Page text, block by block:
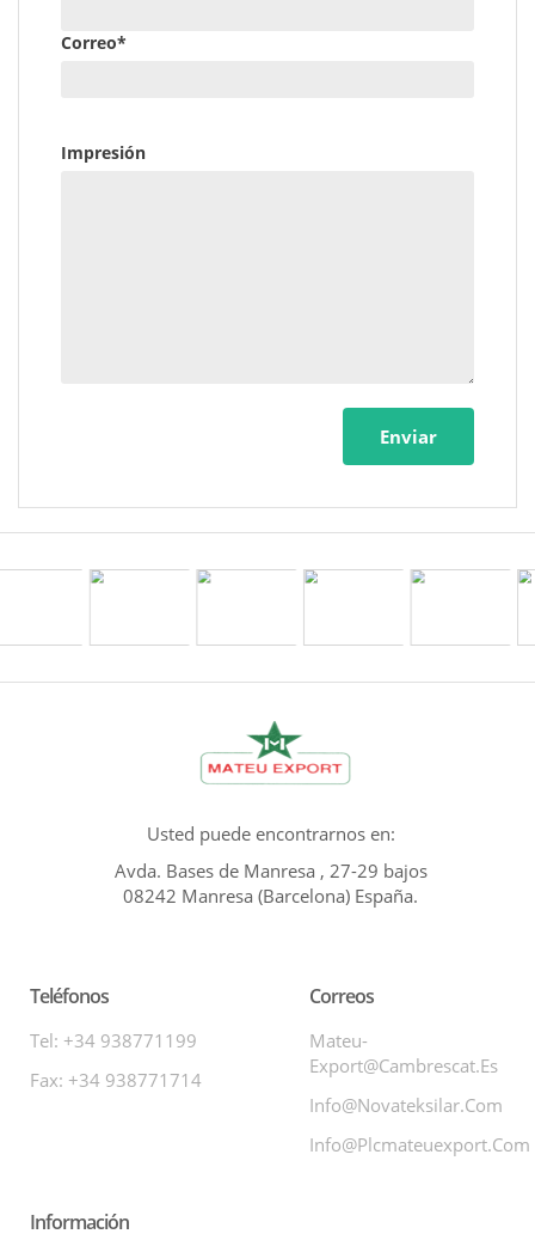
Correo*
Impresión
Enviar
Usted puede encontrarnos en:
Avda. Bases de Manresa , 27-29 bajos
08242 Manresa (Barcelona) España.
Teléfonos
Tel: +34 938771199
Fax: +34 938771714
Correos
Mateu-
Export@cambrescat.es
Info@novateksilar.com
Info@plcmateuexport.com
Información